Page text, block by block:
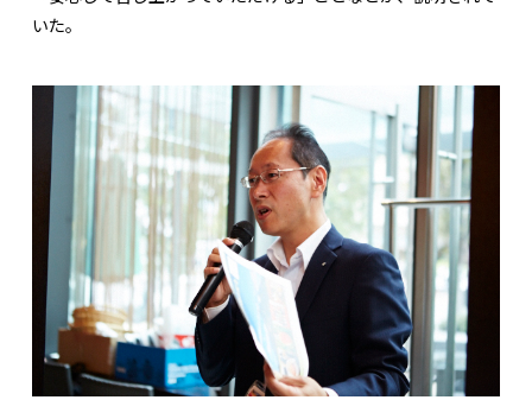
いた。